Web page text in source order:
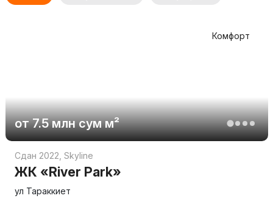
Комфорт
от7.5 млн сумм²
Сдан 2022 Skyline
ЖК «River Park»
ул Тараккиет